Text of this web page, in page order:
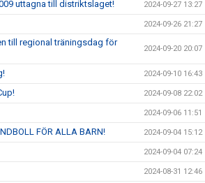
uttagna till distriktslaget! 2024-09-27 13:27
2024-09-26 21:27
till regional träningsdag för
2024-09-20 20:07
2024-09-10 16:43
2024-09-08 22:02
2024-09-06 11:51
FÖR ALLA BARN! 2024-09-04 15:12
2024-09-04 07:24
2024-08-31 12:46